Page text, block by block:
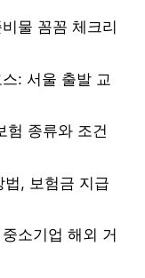
물 꼼꼼 체크리
: 서울 출발 교
험 종류와 조건
, 보험금 지급
소기업 해외 거